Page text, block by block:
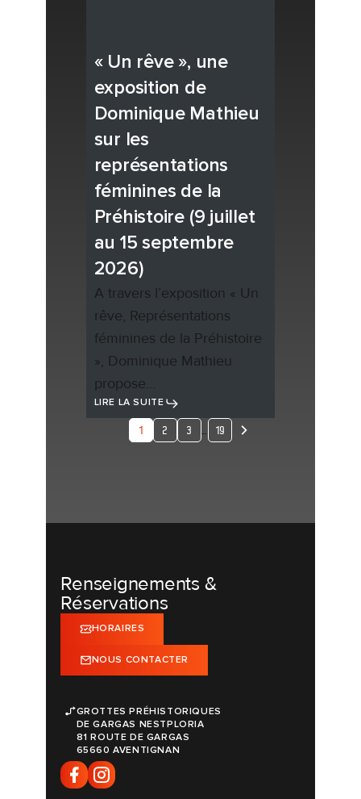
« Un rêve », une
exposition de
Dominique Mathieu
sur les
représentations
féminines de la
Préhistoire (9 juillet
au 15 septembre
2026)
A travers l’exposition « Un
rêve, Représentations
féminines de la Préhistoire
», Dominique Mathieu
propose…
LIRE LA SUITE
1 2 3 … 19
Renseignements &
Réservations
HORAIRES
NOUS CONTACTER
GROTTES PRÉHISTORIQUES
DE GARGAS NESTPLORIA
81 ROUTE DE GARGAS
65660 AVENTIGNAN